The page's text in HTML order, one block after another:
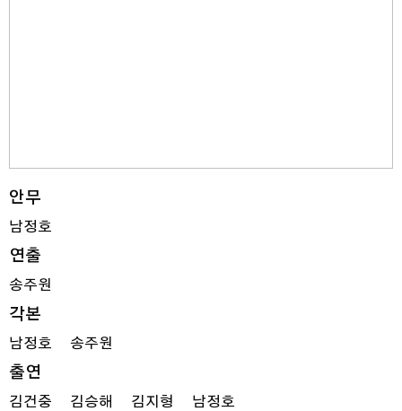
안무
남정호
연출
송주원
각본
남정호 송주원
출연
김건중 김승해 김지형
남정호